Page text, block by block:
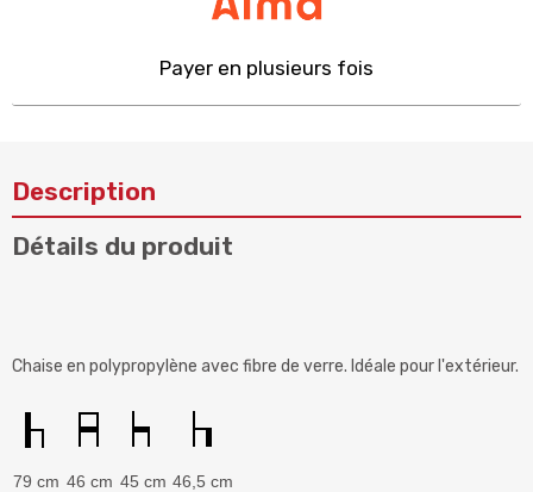
Payer en plusieurs fois
Description
Détails du produit
Chaise en polypropylène avec fibre de verre. Idéale pour l'extérieur.
79 cm 46 cm 45 cm 46,5 cm